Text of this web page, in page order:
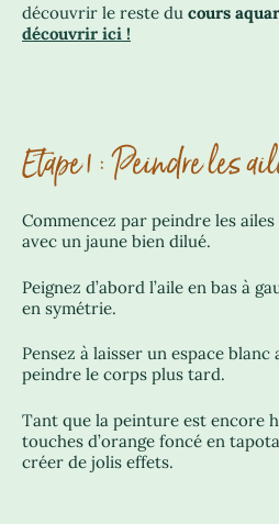
découvrir le reste du cours
découvrir ici !
Etape 1 : Peindre les
Commencez par peindre les
avec un jaune bien dilué.
Peignez d’abord l’aile en bas à
en symétrie.
Pensez à laisser un espace
peindre le corps plus tard.
Tant que la peinture est encore
touches d’orange foncé en
créer de jolis effets.